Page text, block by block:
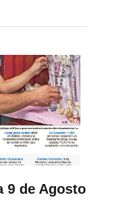
9 de Agosto